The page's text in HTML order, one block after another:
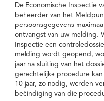
De Economische Inspectie
beheerder van het
persoonsgegevens
ontvangst van uw melding.
Inspectie een
melding wordt geopend,
jaar na sluiting van het
gerechtelijke procedure
10 jaar, zo nodig, worden
beëindiging van die